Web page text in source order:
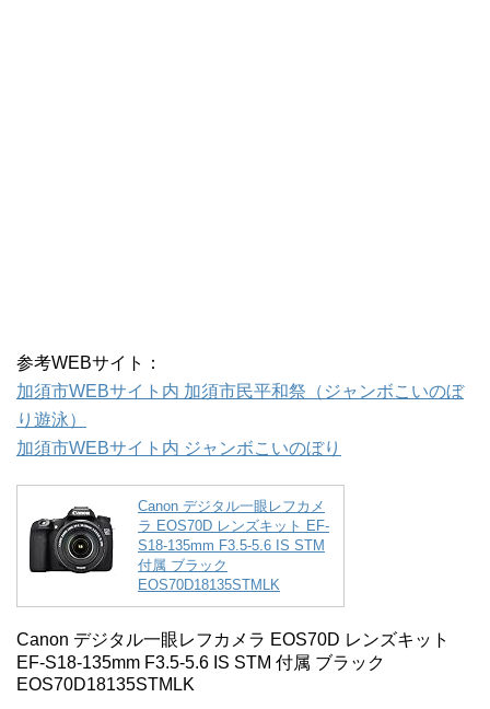
参考WEBサイト：
加須市WEBサイト内 加須市民平和祭（ジャンボこいのぼ
り遊泳）
加須市WEBサイト内 ジャンボこいのぼり
Canon デジタル一眼レフカメ
ラ EOS70D レンズキット EF-
S18-135mm F3.5-5.6 IS STM
付属 ブラック
EOS70D18135STMLK
Canon デジタル一眼レフカメラ EOS70D レンズキット
EF-S18-135mm F3.5-5.6 IS STM 付属 ブラック
EOS70D18135STMLK